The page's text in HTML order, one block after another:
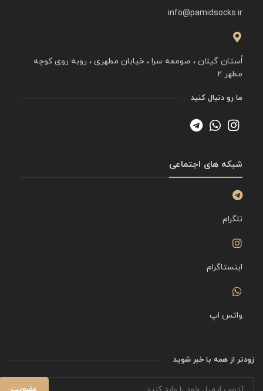
info@pamidsocks.ir
اُستان گیلان ، صومعه سرا ، خیابان مطهری ، روبه روی کوچه
مطهر ۲
ما رو دنبال کنید
شبکه های اجتماعی
تلگرام
اینستاگرام
واتس اپ
زودتر از همه با خبر شوید